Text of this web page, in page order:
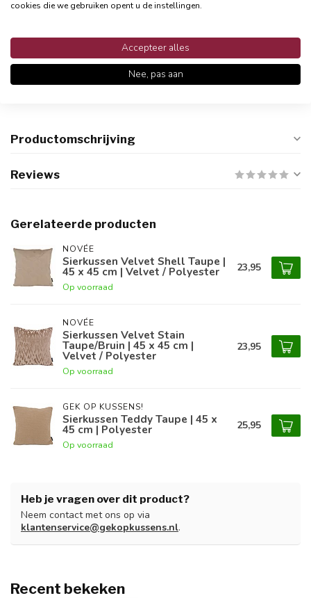
Nu bestellen, later betalen
Betaal achteraf met Klarna
Productomschrijving
Reviews
Gerelateerde producten
NOVÉE
Sierkussen Velvet Shell Taupe |
45 x 45 cm | Velvet / Polyester
Op voorraad
23,95
NOVÉE
Sierkussen Velvet Stain
Taupe/Bruin | 45 x 45 cm |
Velvet / Polyester
Op voorraad
23,95
GEK OP KUSSENS!
Sierkussen Teddy Taupe | 45 x
45 cm | Polyester
Op voorraad
25,95
Heb je vragen over dit product?
Neem contact met ons op via
klantenservice@gekopkussens.nl.
Recent bekeken
cookies die we gebruiken opent u de instellingen.
Accepteer alles
Nee, pas aan